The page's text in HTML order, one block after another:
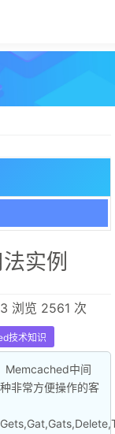
实例
浏览 2561 次
技术知识
Memcached中间
非常方便操作的客